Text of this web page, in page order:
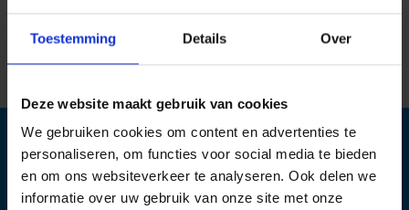
Toestemming Details Over
Deze website maakt gebruik van cookies
We gebruiken cookies om content en advertenties te
personaliseren, om functies voor social media te bieden
en om ons websiteverkeer te analyseren. Ook delen we
informatie over uw gebruik van onze site met onze